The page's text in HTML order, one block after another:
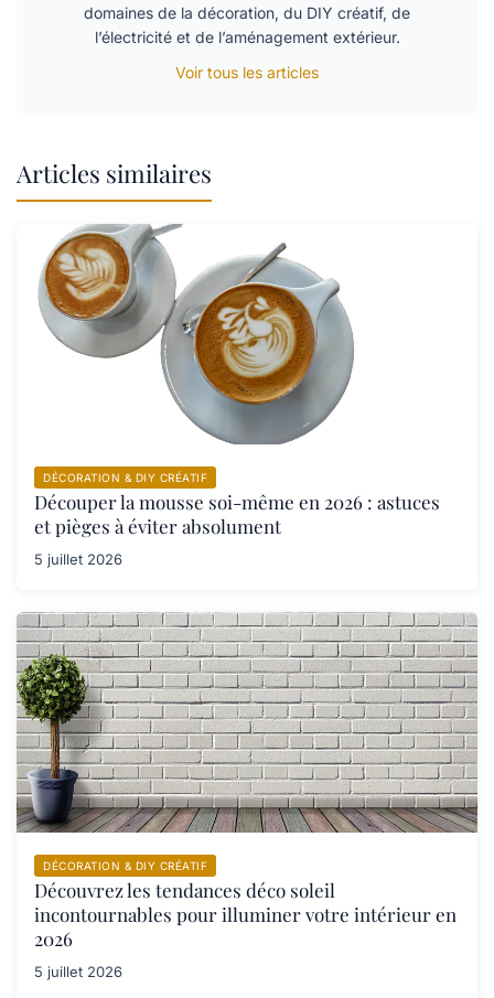
domaines de la décoration, du DIY créatif, de
l’électricité et de l’aménagement extérieur.
Voir tous les articles
Articles similaires
DÉCORATION & DIY CRÉATIF
Découper la mousse soi-même en 2026 : astuces
et pièges à éviter absolument
5 juillet 2026
DÉCORATION & DIY CRÉATIF
Découvrez les tendances déco soleil
incontournables pour illuminer votre intérieur en
2026
5 juillet 2026